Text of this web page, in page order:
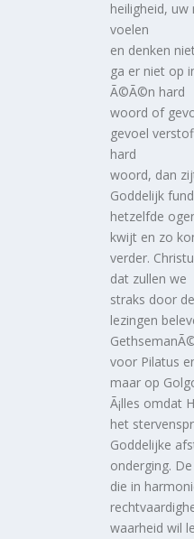
heiligheid, uw
voelen
en denken
ga er niet op
Ã©Ã©n hard
woord of
gevoel
hard
woord, dan
Goddelijk
hetzelfde
kwijt en zo
verder.
dat zullen we
straks door
lezingen
voor Pilatus
maar op
Ã¡lles omdat
het
Goddelijke
onderging.
die in
waarheid wil